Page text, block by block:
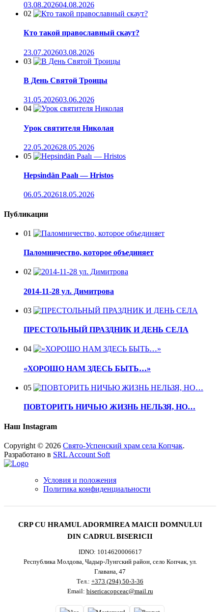
03.08.202604.08.2026
02
Кто такой православный скаут?
23.07.202603.08.2026
03
В День Святой Троицы
31.05.202603.06.2026
04
Урок святителя Николая
22.05.202628.05.2026
05
Hepsindän Paalı — Hristos
06.05.202618.05.2026
Публикации
01
Паломничество, которое объединяет
02
2014-11-28 ул. Димитрова
03
ПРЕСТОЛЬНЫЙ ПРАЗДНИК И ДЕНЬ СЕЛА
04
«ХОРОШО НАМ ЗДЕСЬ БЫТЬ…»
05
ПОВТОРИТЬ НИЧЬЮ ЖИЗНЬ НЕЛЬЗЯ, НО…
Наш Instagram
Copyright © 2026 Свято-Успенский храм села Копчак.
Разработано в SRL Account Soft
Условия и положения
Политика конфиденциальности
CRP CU HRAMUL ADORMIREA MAICII DOMNULUI
DIN CADRUL BISERICII
IDNO: 1014620006617
Республика Молдова, Чадыр-Лунгский район, село Копчак, ул.
Главана, 47
Тел.: +373 (294) 50-3-36
Email: bisericacopceac@mail.ru